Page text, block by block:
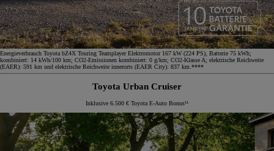
Energieverbrauch Toyota bZ4X Touring Teamplayer Elektromotor 167 kW (224 PS), Batterie 75 kWh;
kombiniert: 14 kWh/100 km; CO2-Emissionen kombiniert: 0 g/km; CO2-Klasse A; elektrische Reichweite
(EAER): 591 km und elektrische Reichweite innerorts (EAER City): 837 km.****
Toyota Urban Cruiser
Inklusive 6.500 € Toyota E-Auto Bonus¹¹